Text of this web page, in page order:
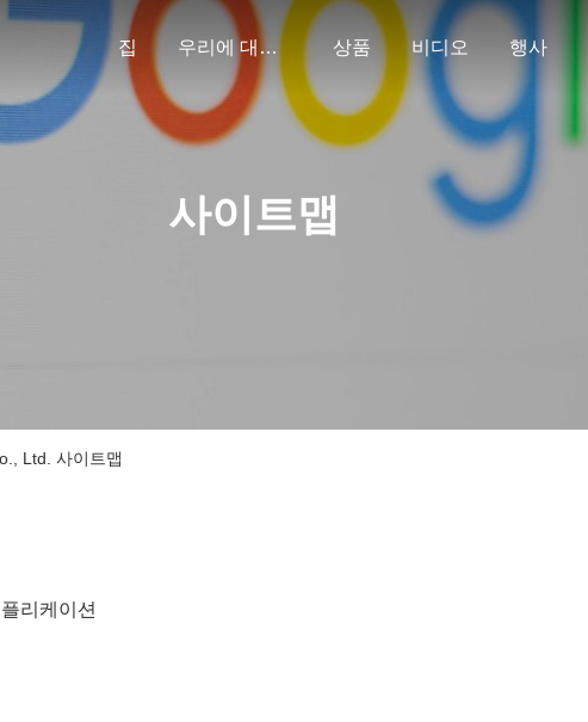
집 우리에 대하여 상품 비디오 행사
사이트맵
Ltd. 사이트맵
리케이션